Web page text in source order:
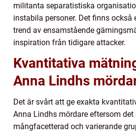
militanta separatistiska
instabila personer. Det finns också
trend av ensamstående
inspiration från tidigare attacker.
Kvantitativa
Anna Lindhs
Det är svårt att ge exakta
Anna Lindhs mördare eftersom det
mångfacetterad och varierande